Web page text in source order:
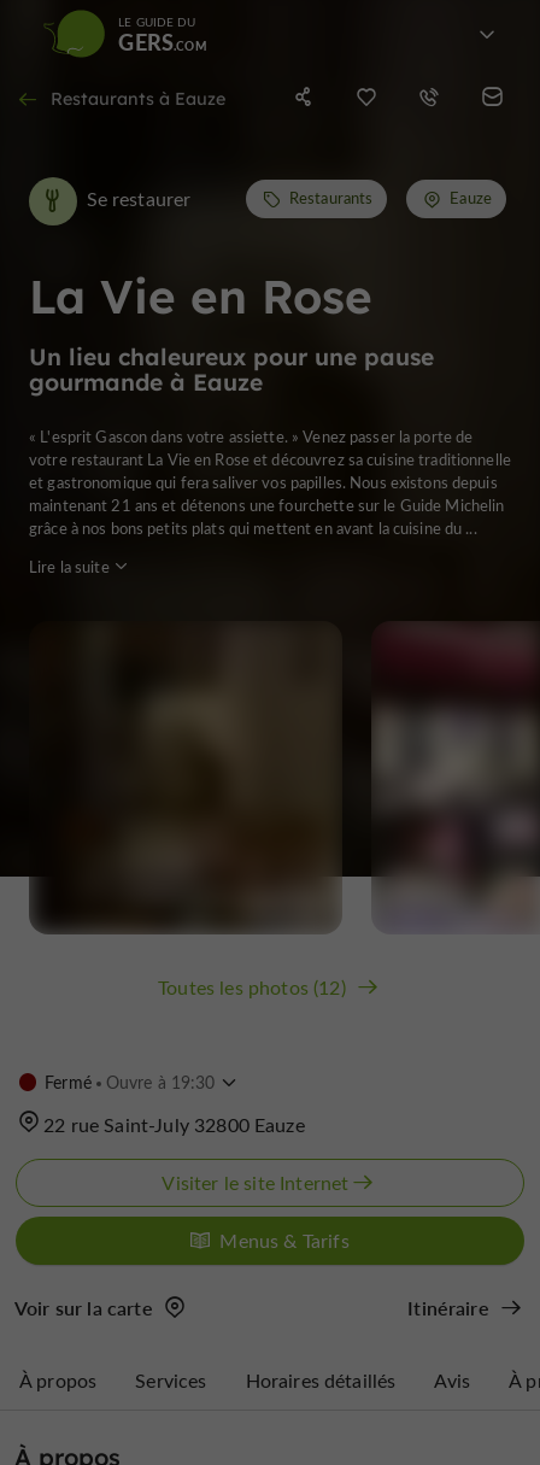
LE GUIDE DU
GERS
Restaurants à Eauze
La Vie en Rose
Un lieu chaleureux pour une pause
gourmande à Eauze
Se restaurer Restaurants Eauze
« L'esprit Gascon dans votre assiette. » Venez passer la porte de
votre restaurant La Vie en Rose et découvrez sa cuisine traditionnelle
et gastronomique qui fera saliver vos papilles. Nous existons depuis
maintenant 21 ans et détenons une fourchette sur le Guide Michelin
grâce à nos bons petits plats qui mettent en avant la cuisine du ...
Lire la suite
Toutes les photos (12)
Fermé Ouvre à 19:30
22 rue Saint-July 32800 Eauze
Visiter le site Internet
Menus & Tarifs
Voir sur la carte Itinéraire
À propos Services Horaires détaillés Avis À
À propos